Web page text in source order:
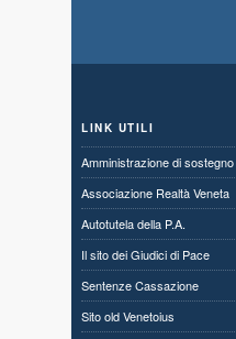
LINK UTILI
Amministrazione di sostegno
Associazione Realtà Veneta
Autotutela della P.A.
Il sito dei Giudici di Pace
Sentenze Cassazione
Sito old Venetoius